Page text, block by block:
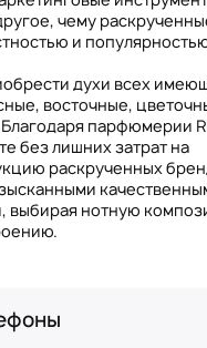
чему
и
духи всех
восточные,
парфюмерии
без лишних затрат на
раскрученных
выбирая нотную